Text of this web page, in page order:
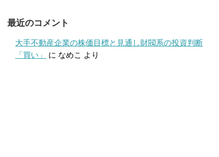
最近のコメント
大手不動産企業の株価目標と見通し財閥系の投資判断
「買い」
に なめこ より